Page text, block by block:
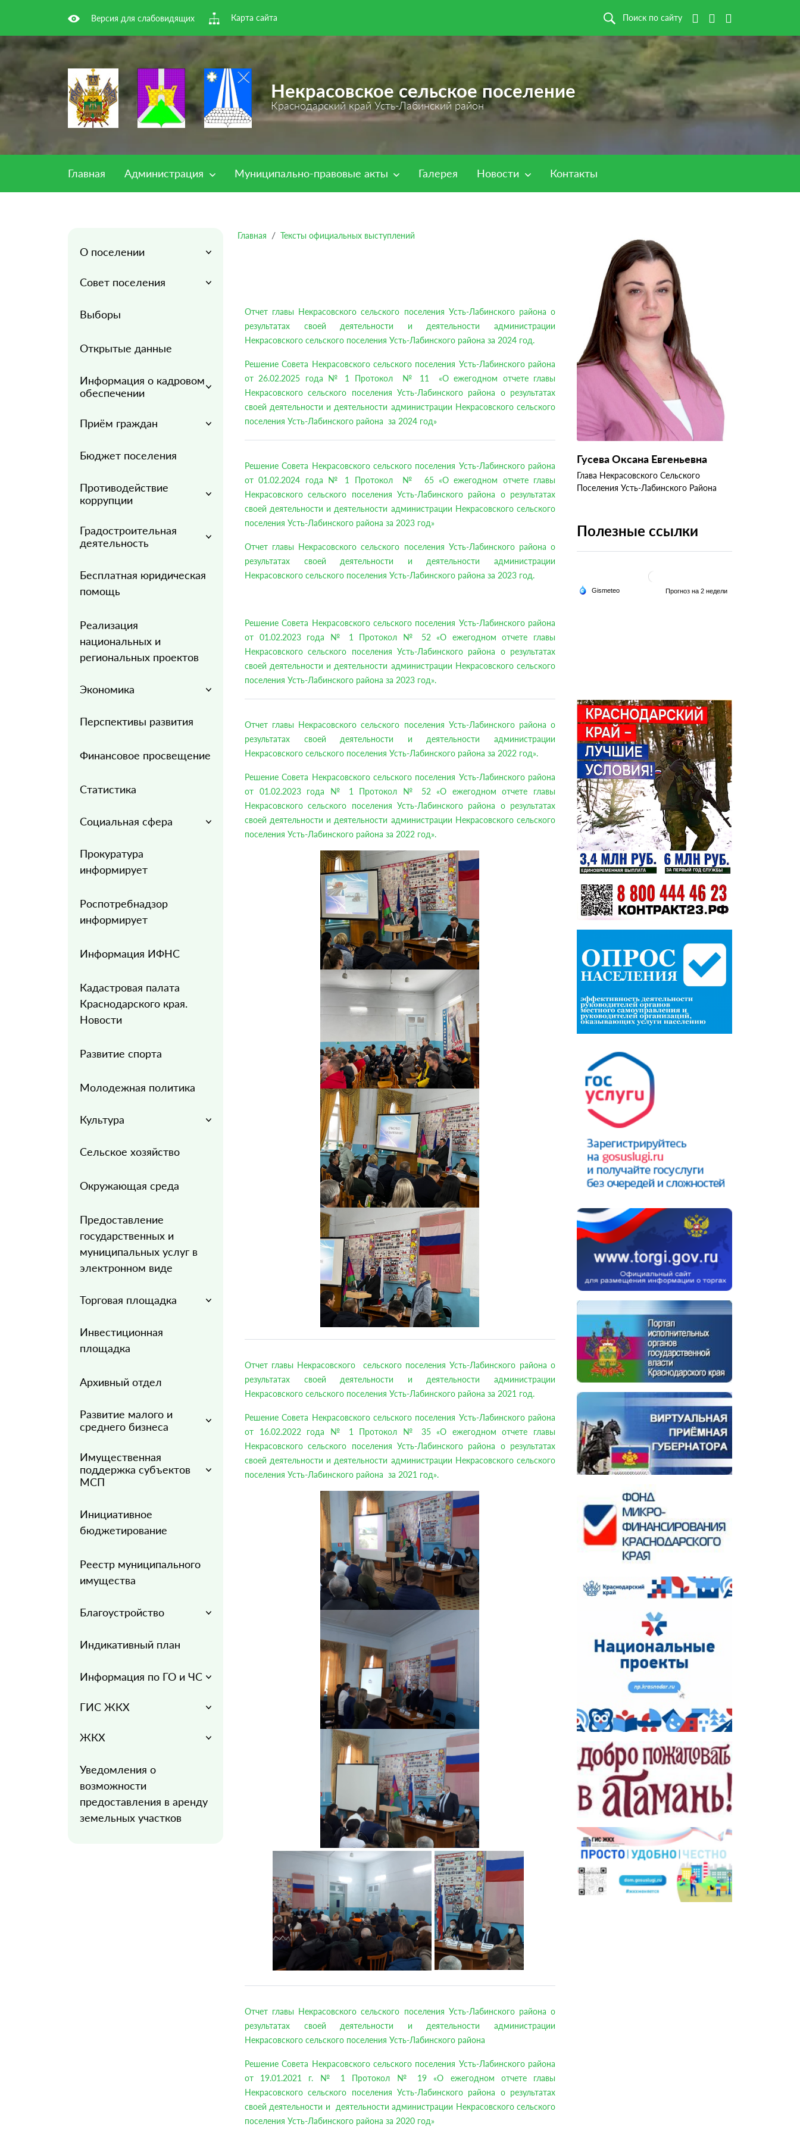
Версия для слабовидящих Карта сайта Поиск по сайту
Некрасовское сельское поселение
Краснодарский край Усть-Лабинский район
Главная Администрация Муниципально-правовые акты Галерея Новости Контакты
О поселении
Совет поселения
Выборы
Открытые данные
Информация о кадровом
обеспечении
Приём граждан
Бюджет поселения
Противодействие
коррупции
Градостроительная
деятельность
Бесплатная юридическая
помощь
Реализация
национальных и
региональных проектов
Экономика
Перспективы развития
Финансовое просвещение
Статистика
Социальная сфера
Прокуратура
информирует
Роспотребнадзор
информирует
Информация ИФНС
Кадастровая палата
Краснодарского края.
Новости
Развитие спорта
Молодежная политика
Культура
Сельское хозяйство
Окружающая среда
Предоставление
государственных и
муниципальных услуг в
электронном виде
Торговая площадка
Инвестиционная
площадка
Архивный отдел
Развитие малого и
среднего бизнеса
Имущественная
поддержка субъектов
МСП
Инициативное
бюджетирование
Реестр муниципального
имущества
Благоустройство
Индикативный план
Информация по ГО и ЧС
ГИС ЖКХ
ЖКХ
Уведомления о
возможности
предоставления в аренду
земельных участков
Главная Тексты официальных выступлений
Отчет главы Некрасовского сельского поселения Усть-Лабинского района о
результатах своей деятельности и деятельности администрации
Некрасовского сельского поселения Усть-Лабинского района за 2024 год.
Решение Совета Некрасовского сельского поселения Усть-Лабинского района
от 26.02.2025 года № 1 Протокол № 11 «О ежегодном отчете главы
Некрасовского сельского поселения Усть-Лабинского района о результатах
своей деятельности и деятельности администрации Некрасовского сельского
поселения Усть-Лабинского района за 2024 год»
Решение Совета Некрасовского сельского поселения Усть-Лабинского района
от 01.02.2024 года № 1 Протокол № 65 «О ежегодном отчете главы
Некрасовского сельского поселения Усть-Лабинского района о результатах
своей деятельности и деятельности администрации Некрасовского сельского
поселения Усть-Лабинского района за 2023 год»
Отчет главы Некрасовского сельского поселения Усть-Лабинского района о
результатах своей деятельности и деятельности администрации
Некрасовского сельского поселения Усть-Лабинского района за 2023 год.
Решение Совета Некрасовского сельского поселения Усть-Лабинского района
от 01.02.2023 года № 1 Протокол № 52 «О ежегодном отчете главы
Некрасовского сельского поселения Усть-Лабинского района о результатах
своей деятельности и деятельности администрации Некрасовского сельского
поселения Усть-Лабинского района за 2023 год».
Отчет главы Некрасовского сельского поселения Усть-Лабинского района о
результатах своей деятельности и деятельности администрации
Некрасовского сельского поселения Усть-Лабинского района за 2022 год».
Решение Совета Некрасовского сельского поселения Усть-Лабинского района
от 01.02.2023 года № 1 Протокол № 52 «О ежегодном отчете главы
Некрасовского сельского поселения Усть-Лабинского района о результатах
своей деятельности и деятельности администрации Некрасовского сельского
поселения Усть-Лабинского района за 2022 год».
Отчет главы Некрасовского сельского поселения Усть-Лабинского района о
результатах своей деятельности и деятельности администрации
Некрасовского сельского поселения Усть-Лабинского района за 2021 год.
Решение Совета Некрасовского сельского поселения Усть-Лабинского района
от 16.02.2022 года № 1 Протокол № 35 «О ежегодном отчете главы
Некрасовского сельского поселения Усть-Лабинского района о результатах
своей деятельности и деятельности администрации Некрасовского сельского
поселения Усть-Лабинского района за 2021 год».
Отчет главы Некрасовского сельского поселения Усть-Лабинского района о
результатах своей деятельности и деятельности администрации
Некрасовского сельского поселения Усть-Лабинского района
Решение Совета Некрасовского сельского поселения Усть-Лабинского района
от 19.01.2021 г. № 1 Протокол № 19 «О ежегодном отчете главы
Некрасовского сельского поселения Усть-Лабинского района о результатах
своей деятельности и деятельности администрации Некрасовского сельского
поселения Усть-Лабинского района за 2020 год»
Гусева Оксана Евгеньевна
Глава Некрасовского Сельского
Поселения Усть-Лабинского Района
Полезные ссылки